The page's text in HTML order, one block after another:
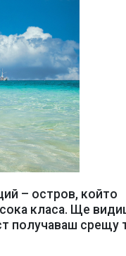
– остров, който
класа. Ще
получаваш срещу